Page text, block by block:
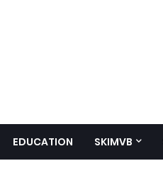
EDUCATION SKIMVB